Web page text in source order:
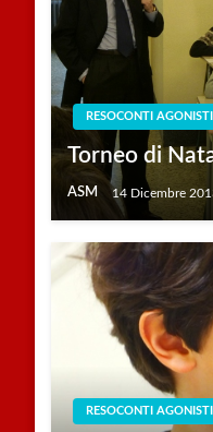
RESOCONTI
Torneo di
ASM 14 Dicembre
RESOCONTI